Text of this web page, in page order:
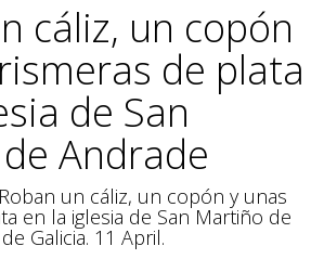
cáliz, un copón
de plata
de San
Andrade
un cáliz, un copón y unas
en la iglesia de San Martiño de
Galicia. 11 April.